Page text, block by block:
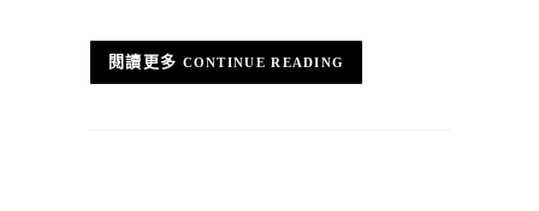
CONTINUE READING